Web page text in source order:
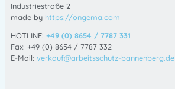
Industriestraße 2
made by https://ongema.com
HOTLINE: +49 (0) 8654 / 7787 331
Fax: +49 (0) 8654 / 7787 332
E-Mail: verkauf@arbeitsschutz-bannenberg.de